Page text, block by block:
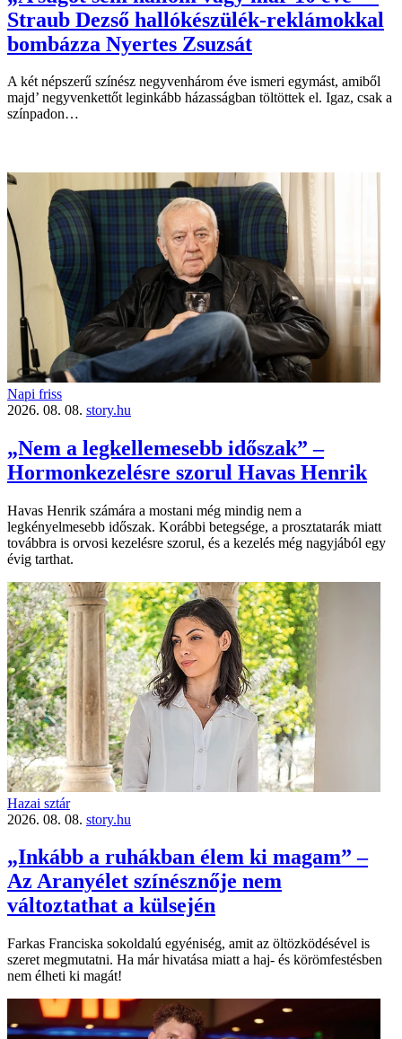
Straub Dezső hallókészülék-reklámokkal
bombázza Nyertes Zsuzsát
A két népszerű színész negyvenhárom éve ismeri egymást, amiből
majd’ negyvenkettőt leginkább házasságban töltöttek el. Igaz, csak a
színpadon…
Napi friss
2026. 08. 08. story.hu
„Nem a legkellemesebb időszak” –
Hormonkezelésre szorul Havas Henrik
Havas Henrik számára a mostani még mindig nem a
legkényelmesebb időszak. Korábbi betegsége, a prosztatarák miatt
továbbra is orvosi kezelésre szorul, és a kezelés még nagyjából egy
évig tarthat.
Hazai sztár
2026. 08. 08. story.hu
„Inkább a ruhákban élem ki magam” –
Az Aranyélet színésznője nem
változtathat a külsején
Farkas Franciska sokoldalú egyéniség, amit az öltözködésével is
szeret megmutatni. Ha már hivatása miatt a haj- és körömfestésben
nem élheti ki magát!